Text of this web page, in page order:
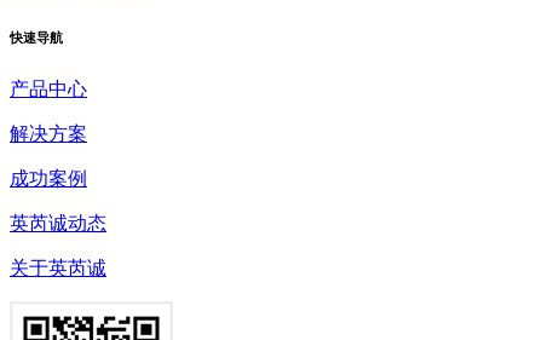
快速导航
产品中心
解决方案
成功案例
英芮诚动态
关于英芮诚